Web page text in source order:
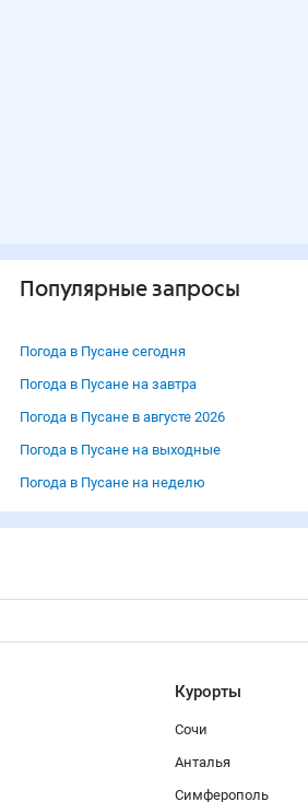
Популярные запросы
Погода в Пусане сегодня
Погода в Пусане на завтра
Погода в Пусане в августе 2026
Погода в Пусане на выходные
Погода в Пусане на неделю
Курорты
Сочи
Анталья
Симферополь